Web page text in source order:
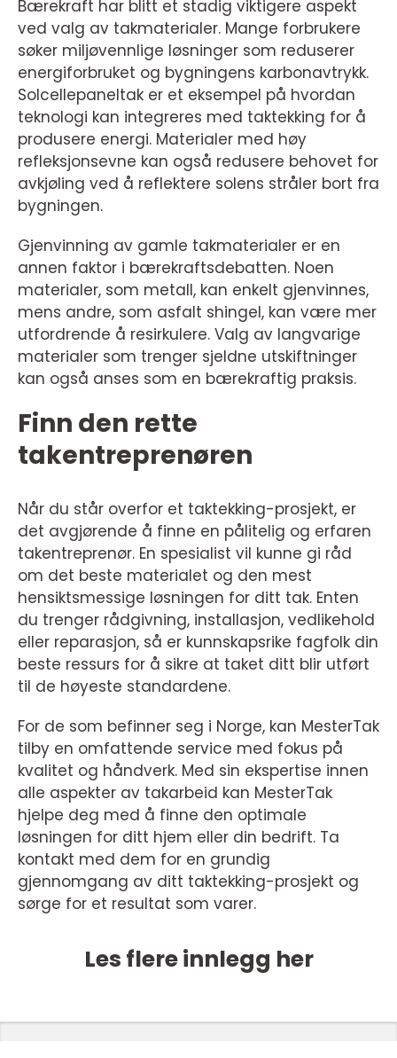
Bærekraft har blitt et stadig viktigere aspekt
ved valg av takmaterialer. Mange forbrukere
søker miljøvennlige løsninger som reduserer
energiforbruket og bygningens karbonavtrykk.
Solcellepaneltak er et eksempel på hvordan
teknologi kan integreres med taktekking for å
produsere energi. Materialer med høy
refleksjonsevne kan også redusere behovet for
avkjøling ved å reflektere solens stråler bort fra
bygningen.
Gjenvinning av gamle takmaterialer er en
annen faktor i bærekraftsdebatten. Noen
materialer, som metall, kan enkelt gjenvinnes,
mens andre, som asfalt shingel, kan være mer
utfordrende å resirkulere. Valg av langvarige
materialer som trenger sjeldne utskiftninger
kan også anses som en bærekraftig praksis.
Finn den rette
takentreprenøren
Når du står overfor et taktekking-prosjekt, er
det avgjørende å finne en pålitelig og erfaren
takentreprenør. En spesialist vil kunne gi råd
om det beste materialet og den mest
hensiktsmessige løsningen for ditt tak. Enten
du trenger rådgivning, installasjon, vedlikehold
eller reparasjon, så er kunnskapsrike fagfolk din
beste ressurs for å sikre at taket ditt blir utført
til de høyeste standardene.
For de som befinner seg i Norge, kan MesterTak
tilby en omfattende service med fokus på
kvalitet og håndverk. Med sin ekspertise innen
alle aspekter av takarbeid kan MesterTak
hjelpe deg med å finne den optimale
løsningen for ditt hjem eller din bedrift. Ta
kontakt med dem for en grundig
gjennomgang av ditt taktekking-prosjekt og
sørge for et resultat som varer.
Les flere innlegg her